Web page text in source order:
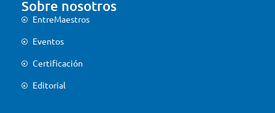
Sobre nosotros
EntreMaestros
Eventos
Certificación
Editorial